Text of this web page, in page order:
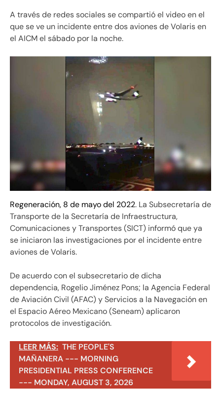
A través de redes sociales se compartió el video en el
que se ve un incidente entre dos aviones de Volaris en
el AICM el sábado por la noche.
Regeneración, 8 de mayo del 2022. La Subsecretaría de
Transporte de la Secretaría de Infraestructura,
Comunicaciones y Transportes (SICT) informó que ya
se iniciaron las investigaciones por el incidente entre
aviones de Volaris.
De acuerdo con el subsecretario de dicha
dependencia, Rogelio Jiménez Pons; la Agencia Federal
de Aviación Civil (AFAC) y Servicios a la Navegación en
el Espacio Aéreo Mexicano (Seneam) aplicaron
protocolos de investigación.
LEER MÁS: THE PEOPLE'S
MAÑANERA --- MORNING
PRESIDENTIAL PRESS CONFERENCE
--- MONDAY, AUGUST 3, 2026